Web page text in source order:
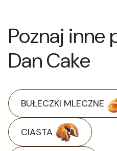
Poznaj
Dan Cake
BUŁECZKI MLECZNE
CIASTA